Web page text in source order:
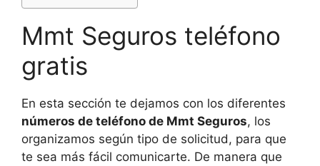
Mmt Seguros teléfono
gratis
En esta sección te dejamos con los diferentes
números de teléfono de Mmt Seguros, los
organizamos según tipo de solicitud, para que
te sea más fácil comunicarte. De manera que